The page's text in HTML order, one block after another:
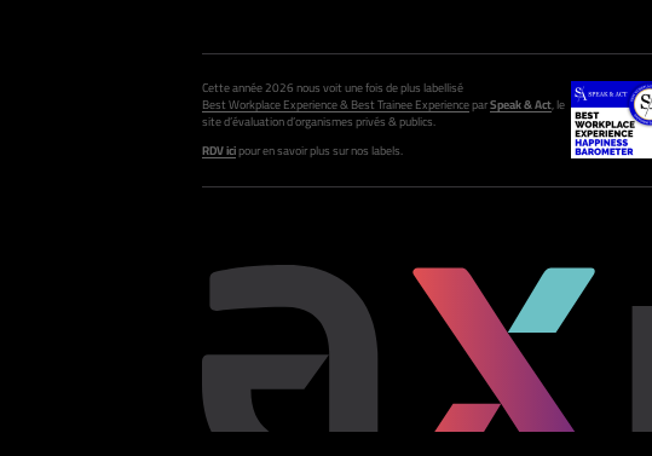
Cette année 2026 nous voit une fois de plus labellisé
Best Workplace Experience & Best Trainee ExperienceparSpeak & Act, le
site d’évaluation d’organismes privés & publics.
RDV icipour en savoir plus sur nos labels.